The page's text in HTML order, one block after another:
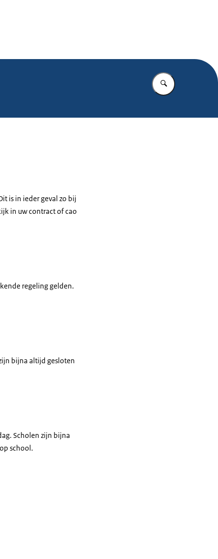
Vul in wat u
is in ieder geval zo bij
in uw contract of cao
regeling gelden.
bijna altijd gesloten
Scholen zijn bijna
school.